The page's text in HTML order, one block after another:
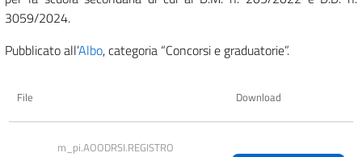
3059/2024.
Pubblicato all’Albo, categoria “Concorsi e graduatorie”.
File Download
m_pi.AOODRSI.REGISTRO